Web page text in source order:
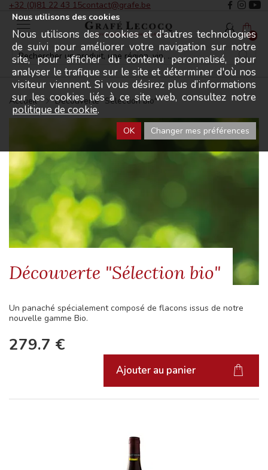
+32 (0)81 22 43 15contact@grafe.be
Menu 0
Accueil Découverte "Sélection bio"
Découverte "Sélection bio"
Un panaché spécialement composé de flacons issus de notre
nouvelle gamme Bio.
279.7 €
Ajouter au panier
Nous utilisons des cookies
Nous utilisons des cookies et d'autres technologies
de suivi pour améliorer votre navigation sur notre
site, pour afficher du contenu peronnalisé, pour
analyser le trafique sur le site et déterminer d'où nos
visiteur viennent. Si vous désirez plus d’informations
sur les cookies liés à ce site web, consultez notre
politique de cookie.
OK Changer mes préférences